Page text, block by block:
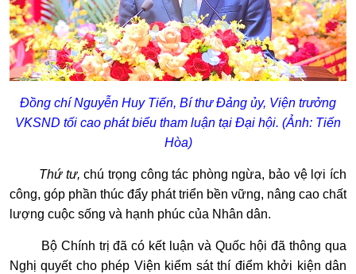
Đồng chí Nguyễn Huy Tiến, Bí thư Đảng ủy, Viện trưởng
VKSND tối cao phát biểu tham luận tại Đại hội. (Ảnh: Tiến
Hòa)
Thứ tư, chú trọng công tác phòng ngừa, bảo vệ lợi ích
công, góp phần thúc đẩy phát triển bền vững, nâng cao chất
lượng cuộc sống và hạnh phúc của Nhân dân.
Bộ Chính trị đã có kết luận và Quốc hội đã thông qua
Nghị quyết cho phép Viện kiểm sát thí điểm khởi kiện dân